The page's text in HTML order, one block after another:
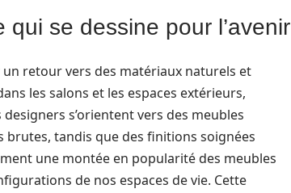
se dessine pour l’avenir
retour vers des matériaux naturels et
les salons et les espaces extérieurs,
s’orientent vers des meubles
tandis que des finitions soignées
une montée en popularité des meubles
de nos espaces de vie. Cette